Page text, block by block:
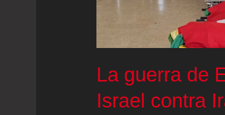
La guerra de
Israel contra